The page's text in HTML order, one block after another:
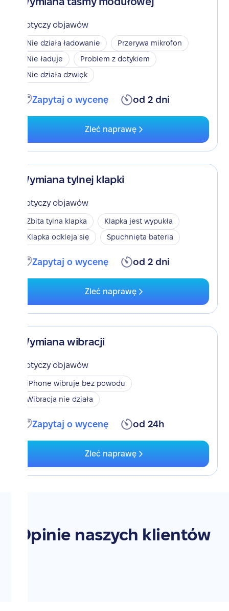
Dotyczy objawów
Nie działa ładowanie
Przerywa mikrofon
Nie ładuje
Problem z dotykiem
Nie działa dzwięk
Zapytaj o wycenę od 2 dni
Zleć naprawę
Wymiana tylnej klapki
Dotyczy objawów
Zbita tylna klapka
Klapka jest wypukła
Klapka odkleja się
Spuchnięta bateria
Zapytaj o wycenę od 2 dni
Zleć naprawę
Wymiana wibracji
Dotyczy objawów
iPhone wibruje bez powodu
Wibracja nie działa
Zapytaj o wycenę od 24h
Zleć naprawę
Opinie naszych klientów